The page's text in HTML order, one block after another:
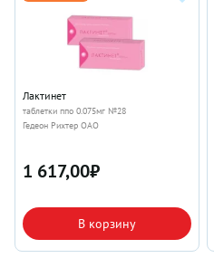
Лактинет
таблетки ппо 0.075мг №28
Гедеон Рихтер ОАО
1 617,00₽
В корзину